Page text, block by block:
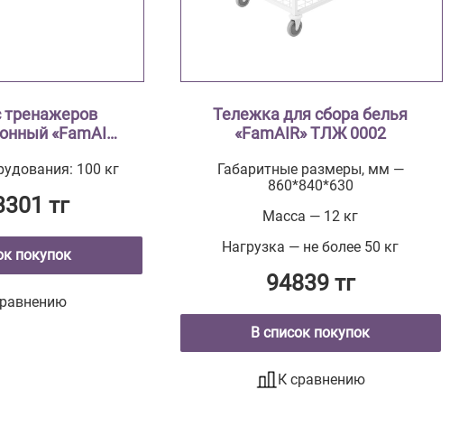
«FamAIR»
100 кг
тг
покупок
Тележка для сбора белья
«FamAIR» ТЛЖ 0002
Габаритные размеры, мм —
860*840*630
Масса — 12 кг
Нагрузка — не более 50 кг
94839 тг
В список покупок
К сравнению